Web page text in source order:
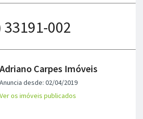
33191-002
Adriano Carpes Imóveis
Anuncia desde: 02/04/2019
Ver os imóveis publicados